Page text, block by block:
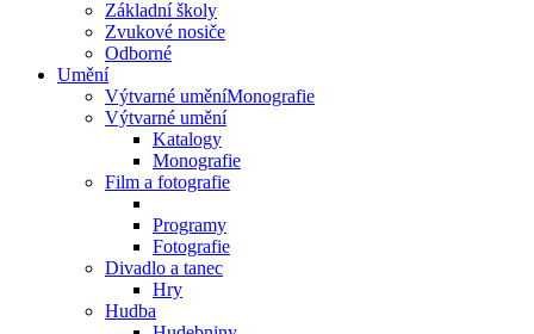
Základní školy
Zvukové nosiče
Odborné
Umění
Výtvarné uměníMonografie
Výtvarné umění
Katalogy
Monografie
Film a fotografie
Programy
Fotografie
Divadlo a tanec
Hry
Hudba